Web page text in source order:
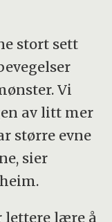
stort sett
Vi
av litt mer
større evne
sier
lettere lære å